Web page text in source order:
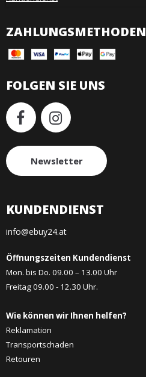
ZAHLUNGSMETHODEN
FOLGEN SIE UNS
Newsletter
KUNDENDIENST
info@ebuy24.at
Öffnungszeiten Kundendienst
Mon. bis Do. 09.00 – 13.00 Uhr
Freitag 09.00 - 12.30 Uhr.
Wie können wir Ihnen helfen?
Reklamation
Transportschaden
Retouren